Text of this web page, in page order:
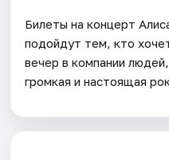
Билеты на концерт
подойдут тем, кто
вечер в компании
громкая и настоящая